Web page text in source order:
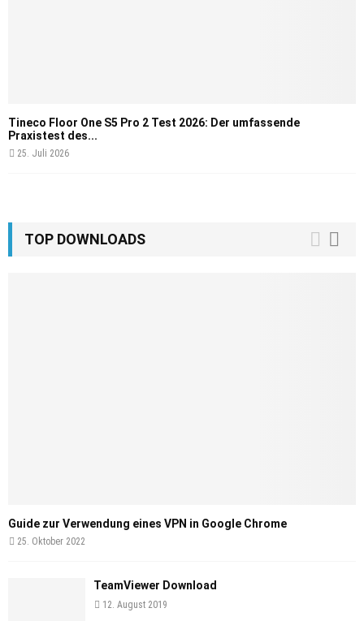
Tineco Floor One S5 Pro 2 Test 2026: Der umfassende
Praxistest des...
25. Juli 2026
TOP DOWNLOADS
Guide zur Verwendung eines VPN in Google Chrome
25. Oktober 2022
TeamViewer Download
12. August 2019